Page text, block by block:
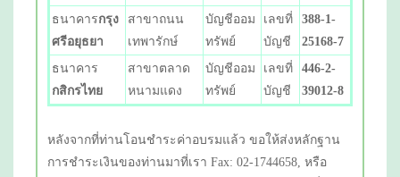
ธนาคารกรุง
ศรีอยุธยา
สาขาถนน
เทพารักษ์
บัญชีออม
ทรัพย์
เลขที่
บัญชี
388-1-
25168-7
ธนาคาร
กสิกรไทย
สาขาตลาด
หนามแดง
บัญชีออม
ทรัพย์
เลขที่
บัญชี
446-2-
39012-8
หลังจากที่ท่านโอนชำระค่าอบรมแล้ว ขอให้ส่งหลักฐาน
การชำระเงินของท่านมาที่เรา Fax: 02-1744658, หรือ